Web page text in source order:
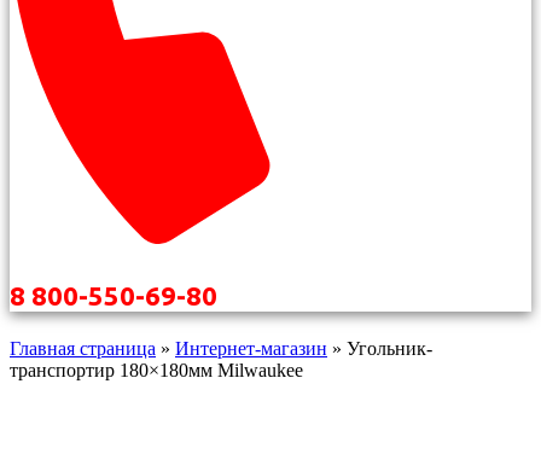
8 800-550-69-80
Главная страница » Интернет-магазин » Угольник-
транспортир 180×180мм Milwaukee